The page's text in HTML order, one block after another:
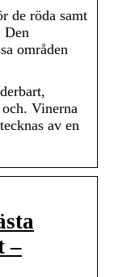
de röda samt
Den
områden
Vinerna
av en
–